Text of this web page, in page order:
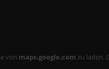
von maps.google.com zu laden.